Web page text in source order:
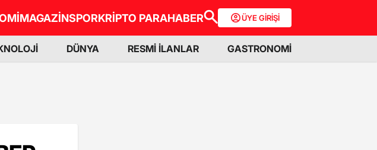
MAGAZİNSPORKRİPTO PARAHABER ÜYE GİRİŞİ
DÜNYA RESMİ İLANLAR GASTRONOMİ